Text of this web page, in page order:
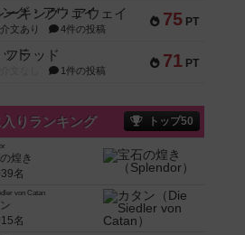
75 PT
ーキング・アウェイ
文あり 4件の投稿
71 PT
フラッド
1件の投稿
りランキング トップ50
煌き
名
von Catan
名